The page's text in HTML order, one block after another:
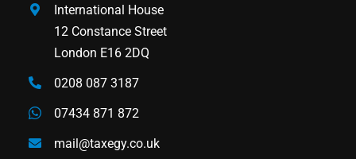
International House
12 Constance Street
London E16 2DQ
0208 087 3187
07434 871 872
mail@taxegy.co.uk